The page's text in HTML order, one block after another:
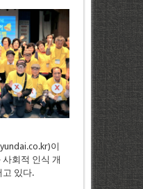
이
회적 인식 개
고 있다.